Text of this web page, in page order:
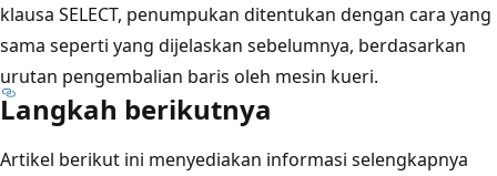
klausa SELECT, penumpukan ditentukan dengan cara yang
sama seperti yang dijelaskan sebelumnya, berdasarkan
urutan pengembalian baris oleh mesin kueri.
Langkah berikutnya
Artikel berikut ini menyediakan informasi selengkapnya